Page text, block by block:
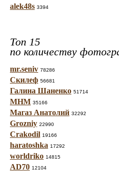
alek48s 3394
Топ 15
по количеству
mr.seniv 78286
Скилеф 56681
Галина Шаненко 51714
МНМ 35166
Магаз Анатолий 32292
Grozniy 22990
Crakodil 19166
haratoshka 17292
worldriko 14815
AD70 12104